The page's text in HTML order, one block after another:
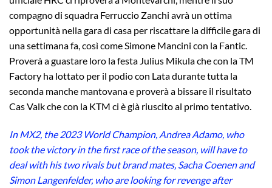
compagno di squadra Ferruccio Zanchi avrà un ottima
opportunità nella gara di casa per riscattare la difficile gara di
una settimana fa, così come Simone Mancini con la Fantic.
Proverà a guastare loro la festa Julius Mikula che con la TM
Factory ha lottato per il podio con Lata durante tutta la
seconda manche mantovana e proverà a bissare il risultato
Cas Valk che con la KTM ci è già riuscito al primo tentativo.
In MX2, the 2023 World Champion, Andrea Adamo, who
took the victory in the first race of the season, will have to
deal with his two rivals but brand mates, Sacha Coenen and
Simon Langenfelder, who are looking for revenge after